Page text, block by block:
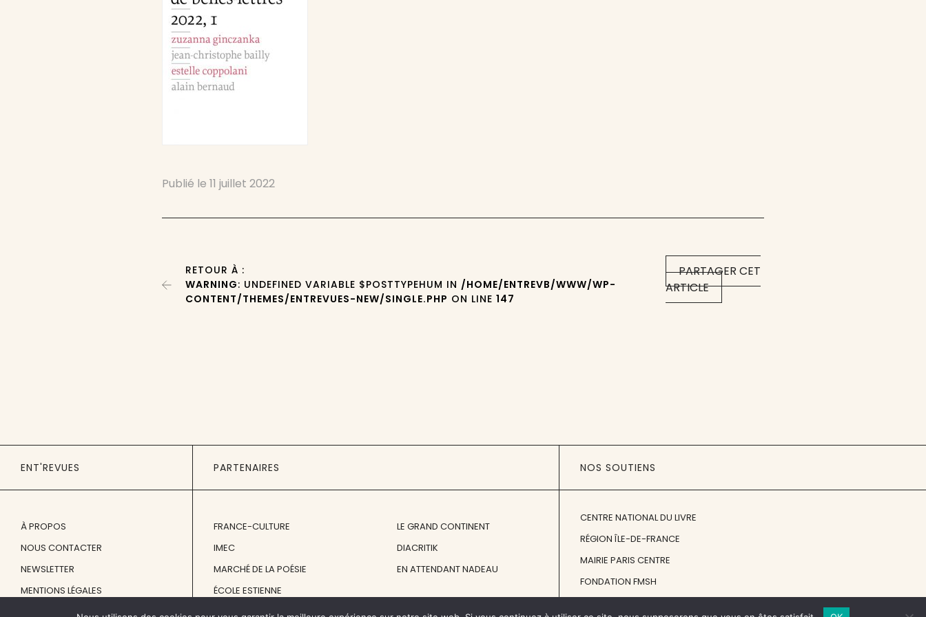
Publié le11 juillet 2022
PARTAGER CET
ARTICLE
RETOUR À :
WARNING: UNDEFINED VARIABLE $POSTTYPEHUM IN /HOME/ENTREVB/WWW/WP-
CONTENT/THEMES/ENTREVUES-NEW/SINGLE.PHP ON LINE147
ENT'REVUES
À PROPOS
NOUS CONTACTER
NEWSLETTER
MENTIONS LÉGALES
PARTENAIRES
FRANCE-CULTURE
IMEC
MARCHÉ DE LA POÉSIE
ÉCOLE ESTIENNE
LE GRAND CONTINENT
DIACRITIK
EN ATTENDANT NADEAU
NOS SOUTIENS
CENTRE NATIONAL DU LIVRE
RÉGION ÎLE-DE-FRANCE
MAIRIE PARIS CENTRE
FONDATION FMSH